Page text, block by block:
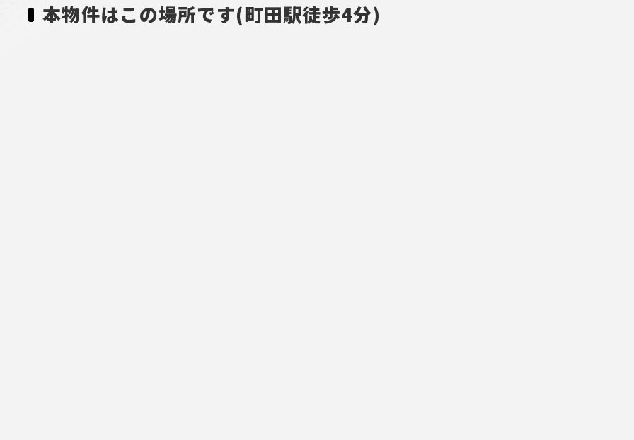
本物件はこの場所です(町田駅徒歩4分)